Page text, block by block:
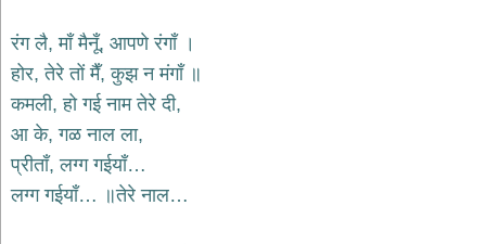
भजन
sati
bhajans
बावा
लाल
दयाल
भजन
रंग लै, माँ मैनूँ, आपणे रंगाँ ।
होर, तेरे तों मैँ, कुझ न मंगाँ ॥
कमली, हो गई नाम तेरे दी,
आ के, गळ नाल ला,
प्रीताँ, लग्ग गईयाँ…
लग्ग गईयाँ… ॥तेरे नाल…